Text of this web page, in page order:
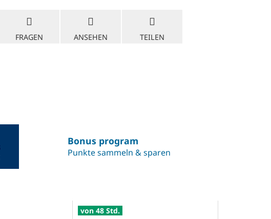
FRAGEN ANSEHEN TEILEN
Bonus program
Punkte sammeln & sparen
von 48 Std.